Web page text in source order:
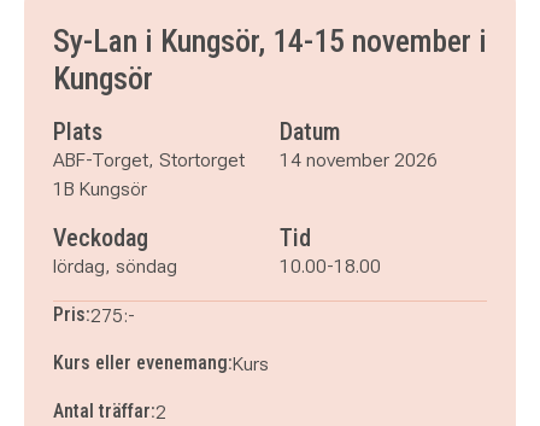
Sy-Lan i Kungsör, 14-15 november i
Kungsör
Plats
ABF-Torget, Stortorget
1B Kungsör
Datum
14 november 2026
Veckodag
lördag, söndag
Tid
10.00-18.00
Pris:275:-
Kurs eller evenemang:Kurs
Antal träffar:2